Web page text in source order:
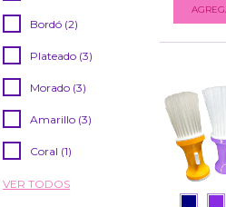
Bordó (2)
Plateado (3)
Morado (3)
Amarillo (3)
Coral (1)
VER TODOS